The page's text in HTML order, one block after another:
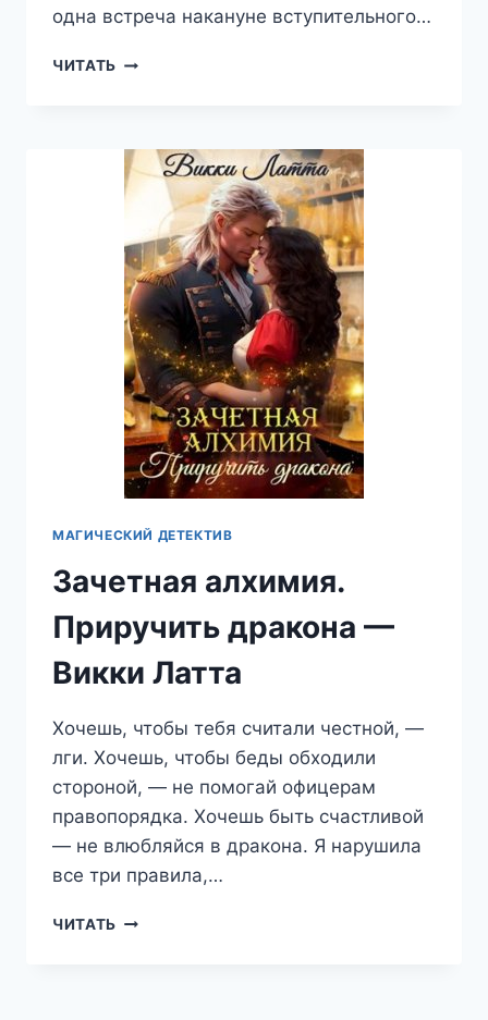
одна встреча накануне вступительного…
ЧИТАТЬ Я
—
ВИККИ
ЛАТТА
МАГИЧЕСКИЙ ДЕТЕКТИВ
Зачетная алхимия.
Приручить дракона —
Викки Латта
Хочешь, чтобы тебя считали честной, —
лги. Хочешь, чтобы беды обходили
стороной, — не помогай офицерам
правопорядка. Хочешь быть счастливой
— не влюбляйся в дракона. Я нарушила
все три правила,…
ЧИТАТЬ ЗАЧЕТНАЯ